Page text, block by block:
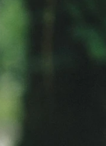
und
mehr